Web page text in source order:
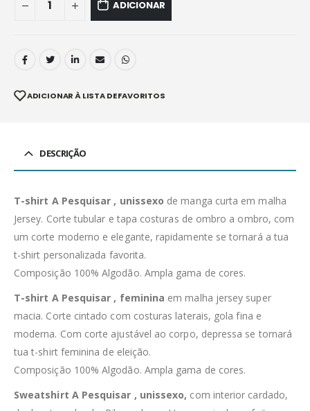
ADICIONAR
ADICIONAR À LISTA DE FAVORITOS
DESCRIÇÃO
T-shirt A Pesquisar , unissexo de manga curta em malha
Jersey. Corte tubular e tapa costuras de ombro a ombro, com
um corte moderno e elegante, rapidamente se tornará a tua
t-shirt personalizada favorita.
Composição 100% Algodão. Ampla gama de cores.
T-shirt A Pesquisar , feminina em malha jersey super
macia. Corte cintado com costuras laterais, gola fina e
moderna. Com corte ajustável ao corpo, depressa se tornará
tua t-shirt feminina de eleição.
Composição 100% Algodão. Ampla gama de cores.
Sweatshirt A Pesquisar , unissexo, com interior cardado,